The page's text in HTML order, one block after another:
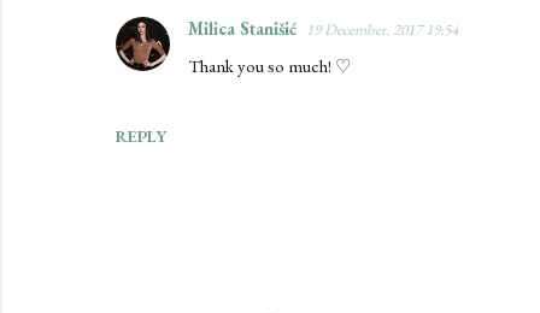
REPLY
Milica Stanišić 19 December, 2017 19:54
Thank you so much! ♡